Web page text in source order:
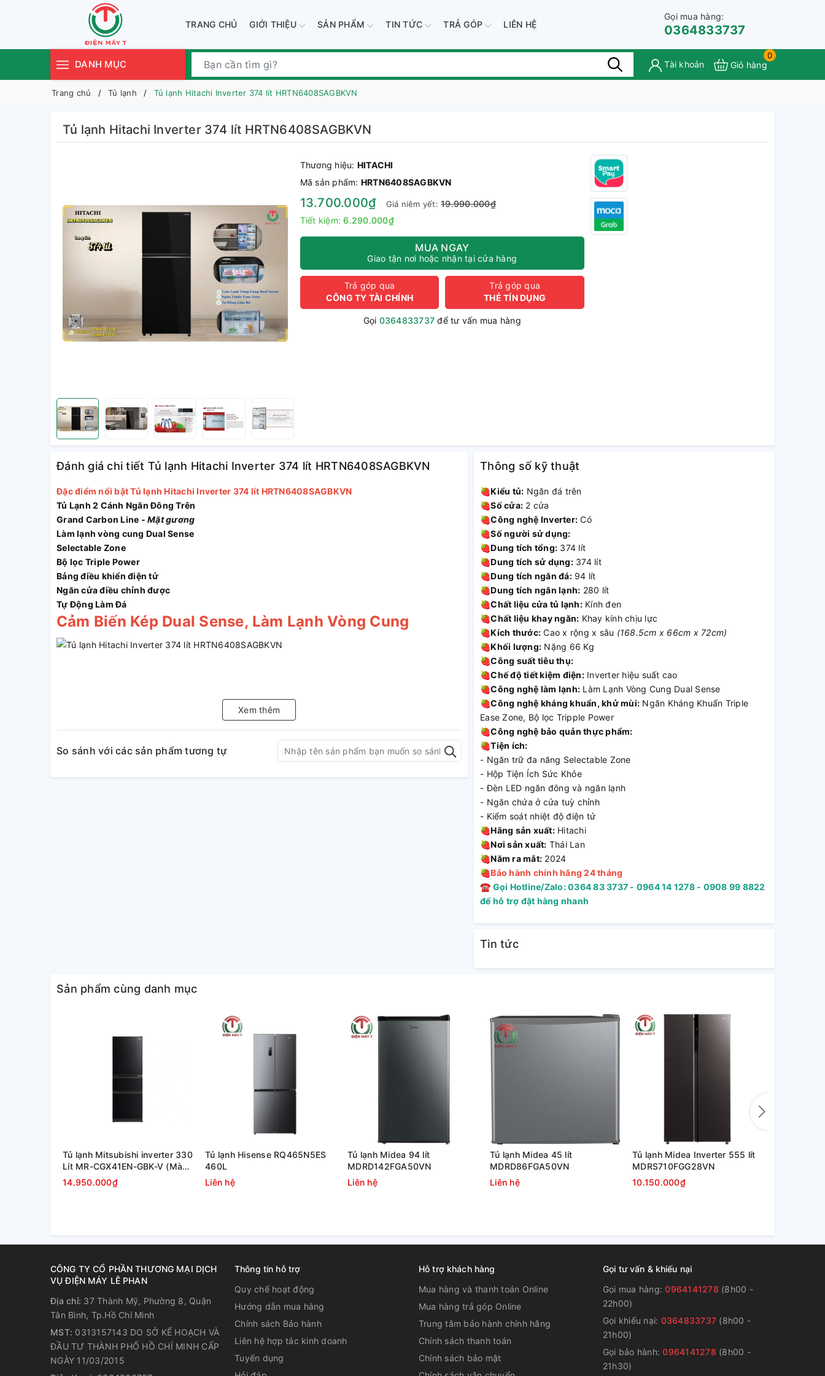
TRANG CHỦ GIỚI THIỆU SẢN PHẨM TIN TỨC TRẢ GÓP LIÊN HỆ
Gọi mua hàng:
0364833737
DANH MỤC Tài khoản
0
Giỏ hàng
Trang chủ Tủ lạnh Tủ lạnh Hitachi Inverter 374 lít HRTN6408SAGBKVN
Tủ lạnh Hitachi Inverter 374 lít HRTN6408SAGBKVN
Thương hiệu: HITACHI
Mã sản phẩm: HRTN6408SAGBKVN
13.700.000₫ Giá niêm yết:19.990.000₫
Tiết kiệm:6.290.000₫
MUA NGAY
Giao tận nơi hoặc nhận tại cửa hàng
Trả góp qua
CÔNG TY TÀI CHÍNH
Trả góp qua
THẺ TÍN DỤNG
Gọi 0364833737 để tư vấn mua hàng
Đánh giá chi tiết Tủ lạnh Hitachi Inverter 374 lít HRTN6408SAGBKVN
Đặc điểm nổi bật Tủ lạnh Hitachi Inverter 374 lít HRTN6408SAGBKVN
Tủ Lạnh 2 Cánh Ngăn Đông Trên
Grand Carbon Line - Mặt gương
Làm lạnh vòng cung Dual Sense
Selectable Zone
Bộ lọc Triple Power
Bảng điều khiển điện tử
Ngăn cửa điều chỉnh được
Tự Động Làm Đá
Cảm Biến Kép Dual Sense, Làm Lạnh Vòng Cung
Xem thêm
So sánh với các sản phẩm tương tự
Thông số kỹ thuật
🍓Kiểu tủ: Ngăn đá trên
🍓Số cửa: 2 cửa
🍓Công nghệ Inverter: Có
🍓Số người sử dụng:
🍓Dung tích tổng: 374 lít
🍓Dung tích sử dụng:374 lít
🍓Dung tích ngăn đá:94 lít
🍓Dung tích ngăn lạnh: 280 lít
🍓Chất liệu cửa tủ lạnh:Kính đen
🍓Chất liệu khay ngăn: Khay kính chịu lực
🍓Kích thước: Cao x rộng x sâu (168.5cm x 66cm x 72cm)
🍓Khối lượng: Nặng 66 Kg
🍓Công suất tiêu thụ:
🍓Chế độ tiết kiệm điện:Inverter hiệu suất cao
🍓Công nghệ làm lạnh: Làm Lạnh Vòng Cung Dual Sense
🍓Công nghệ kháng khuẩn, khử mùi: Ngăn Kháng Khuẩn Triple
Ease Zone, Bộ lọc Tripple Power
🍓Công nghệ bảo quản thực phẩm:
🍓Tiện ích:
- Ngăn trữ đa năng Selectable Zone
- Hộp Tiện Ích Sức Khỏe
- Đèn LED ngăn đông và ngăn lạnh
- Ngăn chứa ở cửa tuỳ chỉnh
- Kiểm soát nhiệt độ điện tử
🍓Hãng sản xuất:Hitachi
🍓Nơi sản xuất: Thái Lan
🍓Năm ra mắt: 2024
🍓Bảo hành chính hãng 24 tháng
☎ Gọi Hotline/Zalo: 0364 83 3737 - 0964 14 1278 - 0908 99 8822
để hỗ trợ đặt hàng nhanh
Tin tức
Sản phẩm cùng danh mục
Tủ lạnh Mitsubishi inverter 330
Lít MR-CGX41EN-GBK-V (Màu
đen)
14.950.000₫
Tủ lạnh Hisense RQ465N5ES
460L
Liên hệ
Tủ lạnh Midea 94 lít
MDRD142FGA50VN
Liên hệ
Tủ lạnh Midea 45 lít
MDRD86FGA50VN
Liên hệ
Tủ lạnh Midea Inverter 555 lít
MDRS710FGG28VN
10.150.000₫
CÔNG TY CỔ PHẦN THƯƠNG MẠI DỊCH
VỤ ĐIỆN MÁY LÊ PHAN
Địa chỉ: 37 Thành Mỹ, Phường 8, Quận
Tân Bình, Tp.Hồ Chí Minh
MST: 0313157143 DO SỞ KẾ HOẠCH VÀ
ĐẦU TƯ THÀNH PHỐ HỒ CHÍ MINH CẤP
NGÀY 11/03/2015
Thông tin hỗ trợ
Quy chế hoạt động
Hướng dẫn mua hàng
Chính sách Bảo hành
Liên hệ hợp tác kinh doanh
Tuyển dụng
Hỗ trợ khách hàng
Mua hàng và thanh toán Online
Mua hàng trả góp Online
Trung tâm bảo hành chính hãng
Chính sách thanh toán
Chính sách bảo mật
Gọi tư vấn & khiếu nại
Gọi mua hàng:0964141278 (8h00 -
22h00)
Gọi khiếu nại: 0364833737 (8h00 -
21h00)
Gọi bảo hành:0964141278 (8h00 -
21h30)